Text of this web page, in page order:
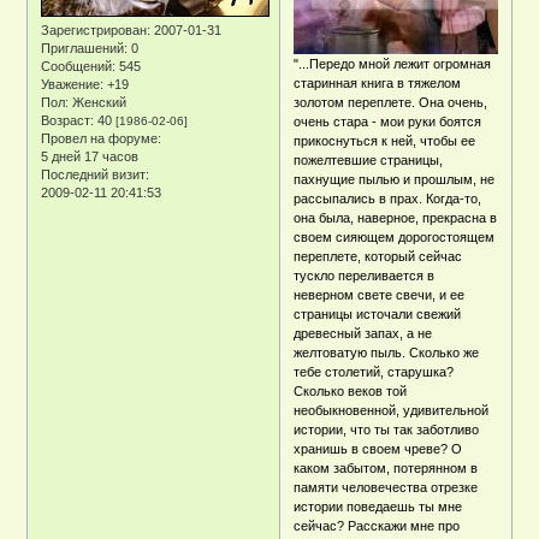
Зарегистрирован: 2007-01-31
Приглашений: 0
Сообщений: 545
Уважение: +19
Пол: Женский
Возраст: 40[1986-02-06]
Провел на форуме:
5 дней 17 часов
Последний визит:
2009-02-11 20:41:53
"...Передо мной лежит огромная
старинная книга в тяжелом
золотом переплете. Она очень,
очень стара - мои руки боятся
прикоснуться к ней, чтобы ее
пожелтевшие страницы,
пахнущие пылью и прошлым, не
рассыпались в прах. Когда-то,
она была, наверное, прекрасна в
своем сияющем дорогостоящем
переплете, который сейчас
тускло переливается в
неверном свете свечи, и ее
страницы источали свежий
древесный запах, а не
желтоватую пыль. Сколько же
тебе столетий, старушка?
Сколько веков той
необыкновенной, удивительной
истории, что ты так заботливо
хранишь в своем чреве? О
каком забытом, потерянном в
памяти человечества отрезке
истории поведаешь ты мне
сейчас? Расскажи мне про